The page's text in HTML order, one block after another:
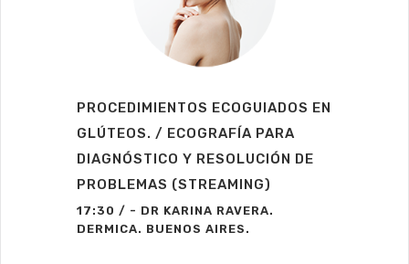
PROCEDIMIENTOS ECOGUIADOS EN
GLÚTEOS. / ECOGRAFÍA PARA
DIAGNÓSTICO Y RESOLUCIÓN DE
PROBLEMAS (STREAMING)
17:30 / - DR KARINA RAVERA.
DERMICA. BUENOS AIRES.